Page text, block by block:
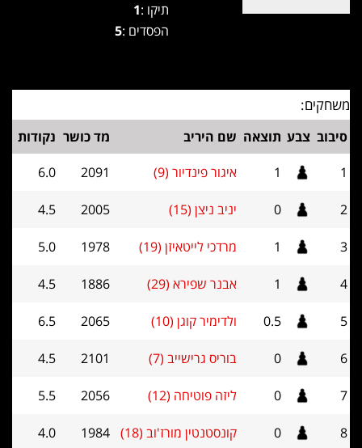
תיקו :1
הפסדים :5
משחקים:
סיבוב צבע תוצאה שם היריב מד כושר נקודות
1
1 איגור פינדיור (9) 2091
6.0
2
0 יניב ניצן (15) 2005
4.5
3
1 מרדכי לייטאיזן (19) 1978
5.0
4
1 אבנר שפירא (29) 1886
4.5
5
0.5 ולדימיר קוגן (10) 2065
6.5
6
0 בוריס גרישייב (7) 2101
4.5
7
0 ליזה פוטיחה (12) 2056
5.5
8
0 קונסטנטין מורז'וב (18) 1984
4.0